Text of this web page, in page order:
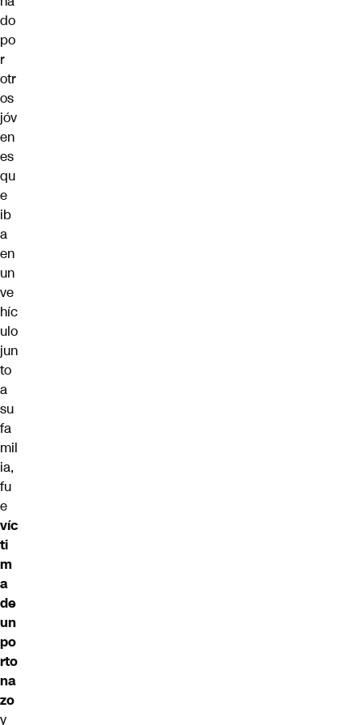
do
po
r
otr
os
jóv
en
es
qu
e
ib
a
en
un
ve
híc
ulo
jun
to
a
su
fa
mil
ia,
fu
e
víc
ti
m
a
de
un
po
rto
na
zo
y